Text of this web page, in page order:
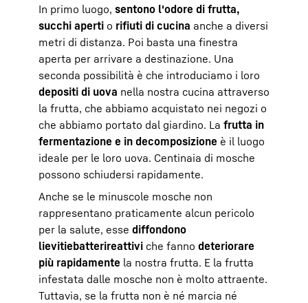
In primo luogo, sentono l'odore di frutta,
succhi aperti o rifiuti di cucina anche a diversi
metri di distanza. Poi basta una finestra
aperta per arrivare a destinazione. Una
seconda possibilità è che introduciamo i loro
depositi di uova nella nostra cucina attraverso
la frutta, che abbiamo acquistato nei negozi o
che abbiamo portato dal giardino. La frutta in
fermentazione e in decomposizione è il luogo
ideale per le loro uova. Centinaia di mosche
possono schiudersi rapidamente.
Anche se le minuscole mosche non
rappresentano praticamente alcun pericolo
per la salute, esse diffondono
lievitiebatterireattivi che fanno deteriorare
più rapidamente la nostra frutta. E la frutta
infestata dalle mosche non è molto attraente.
Tuttavia, se la frutta non è né marcia né